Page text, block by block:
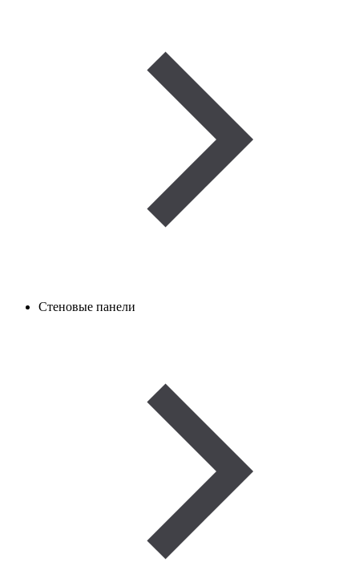
Стеновые панели